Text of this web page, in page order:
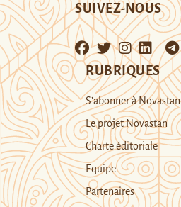
SUIVEZ-NOUS
RUBRIQUES
S’abonner à Novastan
Le projet Novastan
Charte éditoriale
Equipe
Partenaires